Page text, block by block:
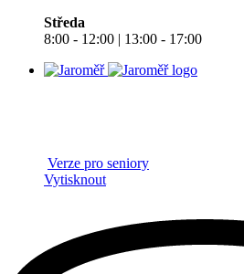
Středa
8:00 - 12:00 | 13:00 - 17:00
Verze pro seniory
Vytisknout